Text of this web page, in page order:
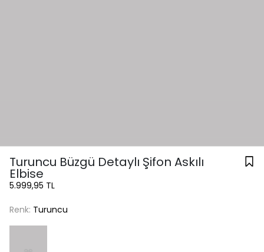
Turuncu Büzgü Detaylı Şifon Askılı
Elbise
5.999,95 TL
Renk: Turuncu